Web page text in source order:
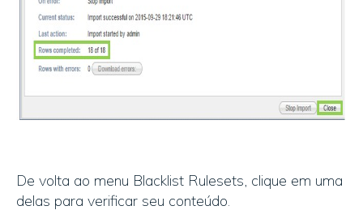
De volta ao menu Blacklist Rulesets, clique em uma
delas para verificar seu conteúdo.